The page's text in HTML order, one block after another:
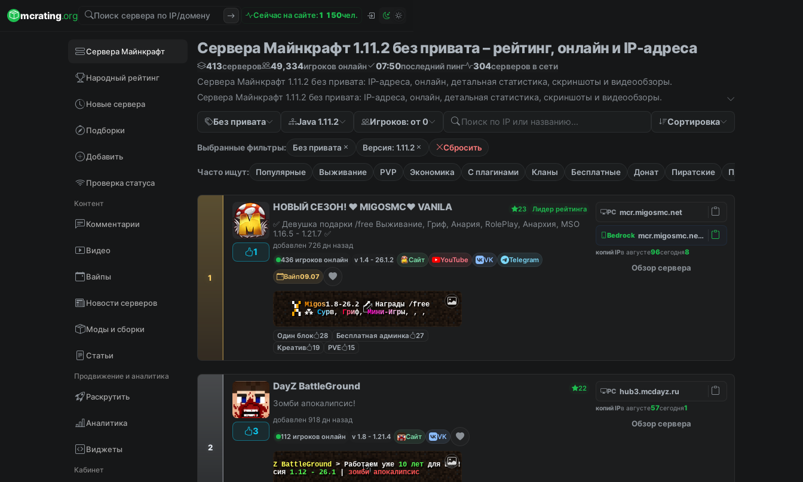
mcrating.org Сейчас на сайте: 1 1 50чел.
Сервера Майнкрафт
Народный рейтинг
Новые сервера
Подборки
Добавить
Проверка статуса
Контент
Комментарии
Видео
Вайпы
Новости серверов
Моды и сборки
Статьи
Продвижение и аналитика
Раскрутить
Аналитика
Виджеты
Кабинет
Сервера Майнкрафт 1.11.2 без привата – рейтинг, онлайн и IP-адреса
413серверов 49,334игроков онлайн 07:50последний пинг 304серверов в сети
Сервера Майнкрафт 1.11.2 без привата: IP-адреса, онлайн, детальная статистика, скриншоты и видеообзоры.
Сервера Майнкрафт 1.11.2 без привата: IP-адреса, онлайн, детальная статистика, скриншоты и видеообзоры.
Без привата Java 1.11.2 Игроков: от 0 Сортировка
Выбранные фильтры: Без привата Версия: 1.11.2 Сбросить
Часто ищут: Популярные Выживание PVP Экономика С плагинами Кланы Бесплатные Донат Пиратские Приват
1
1
НОВЫЙ СЕЗОН! ❤️ MIGOSMC❤️ VANILA 23 Лидер рейтинга
✅ Девушка подарки /free Выживание, Гриф, Анария, RolePlay, Анархия, MSO
1.16.5 - 1.21.7 ✅
добавлен 726 дн назад
436 игроков онлайн
v 1.4 - 26.1.2 Сайт YouTube VK
Telegram
Вайп09.07
▚▞ Migos1.8-26.2 🗡 Награды /free
▞▚ ⁂ Сурв, Гриф,Мини-Игры, , ,
Один блок 28 Бесплатная админка
27
Креатив
19 PVE 15
PC mcr.migosmc.net
Bedrock mcr.migosmc.net:19132
копий IPв августе96сегодня8
Обзор сервера
2
3
DayZ BattleGround 22
Зомби апокалипсис!
добавлен 918 дн назад
112 игроков онлайн
v 1.8 - 1.21.4 Сайт VK
DayZ BattleGround > Работаем уже 10 лет для Вас!
Версия 1.12 - 26.1 зомби апокалипсис
PC hub3.mcdayz.ru
копий IPв августе57сегодня1
Обзор сервера